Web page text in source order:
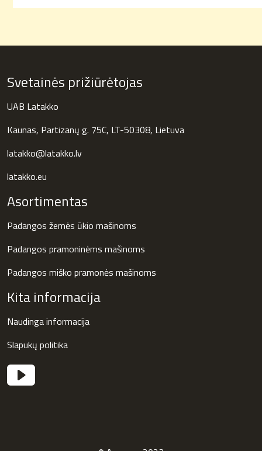
Svetainės prižiūrėtojas
UAB Latakko
Kaunas, Partizanų g. 75C, LT-50308, Lietuva
latakko@latakko.lv
latakko.eu
Asortimentas
Padangos žemės ūkio mašinoms
Padangos pramoninėms mašinoms
Padangos miško pramonės mašinoms
Kita informacija
Naudinga informacija
Slapukų politika